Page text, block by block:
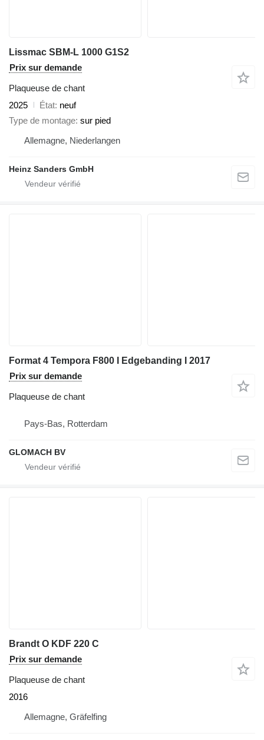
Lissmac SBM-L 1000 G1S2
Prix sur demande
Plaqueuse de chant
2025
État neuf
Type de montage sur pied
Allemagne, Niederlangen
Heinz Sanders GmbH
Format 4 Tempora F800 I Edgebanding I 2017
Prix sur demande
Plaqueuse de chant
Pays-Bas, Rotterdam
GLOMACH BV
Brandt O KDF 220 C
Prix sur demande
Plaqueuse de chant
2016
Allemagne, Gräfelfing